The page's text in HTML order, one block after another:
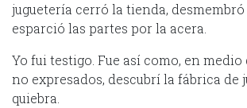
juguetería cerró la tienda,
esparció las partes por la acera.
Yo fui testigo. Fue así como, en medio
no expresados, descubrí la fábrica de
quiebra.